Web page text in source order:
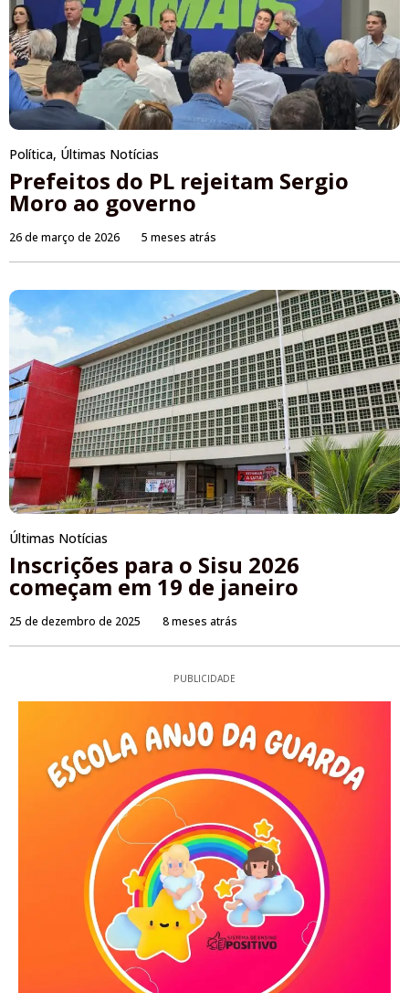
Política, Últimas Notícias
Prefeitos do PL rejeitam Sergio
Moro ao governo
26 de março de 2026 5 meses atrás
Últimas Notícias
Inscrições para o Sisu 2026
começam em 19 de janeiro
25 de dezembro de 2025 8 meses atrás
PUBLICIDADE